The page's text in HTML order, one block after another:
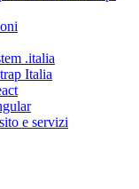
.italia
Italia
e servizi